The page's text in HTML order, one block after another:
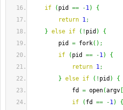
if
( pid == -1)
{
return 1;
} else if ( ! pid )
{
pid = fork( ) ;
if
( pid == -1)
{
return 1;
} else if ( ! pid )
{
fd = open(argv
if
( fd == -1)
{